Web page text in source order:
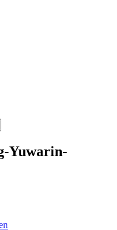
Yuwarin-